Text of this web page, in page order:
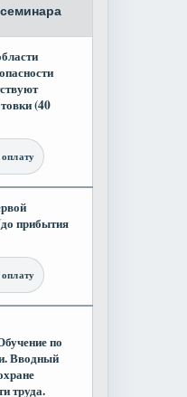
(40
прибытия
по
Вводный
труда.